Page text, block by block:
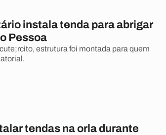
instala tenda para abrigar
Pessoa
estrutura foi montada para quem
tendas na orla durante